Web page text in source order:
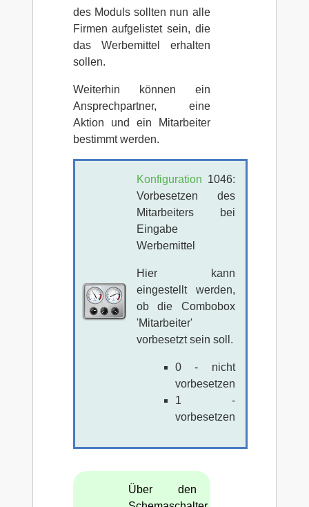
des Moduls sollten nun alle
Firmen aufgelistet sein, die
das Werbemittel erhalten
sollen.
Weiterhin können ein
Ansprechpartner, eine
Aktion und ein Mitarbeiter
bestimmt werden.
Konfiguration 1046:
Vorbesetzen des
Mitarbeiters bei
Eingabe
Werbemittel
Hier kann
eingestellt werden,
ob die Combobox
'Mitarbeiter'
vorbesetzt sein soll.
0 - nicht
vorbesetzen
1 -
vorbesetzen
Über den